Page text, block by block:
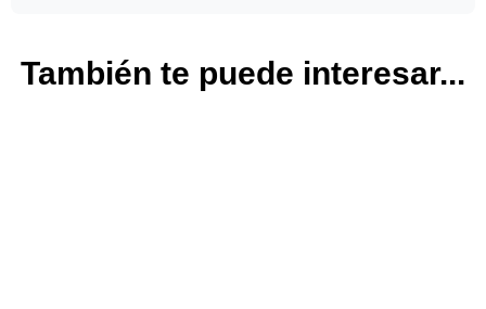
También te puede interesar...